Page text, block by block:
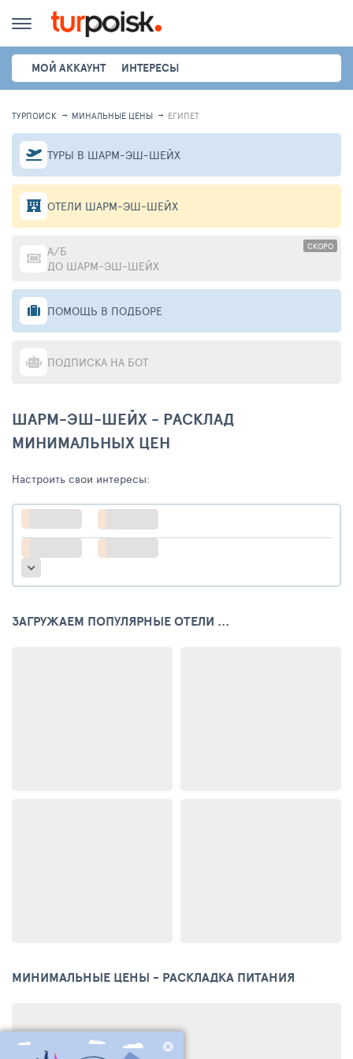
МОЙ АККАУНТ ИНТЕРЕСЫ
ТУРПОИСК МИНАЛЬНЫЕ ЦЕНЫ ЕГИПЕТ
ТУРЫ В ШАРМ-ЭШ-ШЕЙХ
ОТЕЛИ ШАРМ-ЭШ-ШЕЙХ
СКОРО
А/Б
ДО ШАРМ-ЭШ-ШЕЙХ
ПОМОЩЬ В ПОДБОРЕ
ПОДПИСКА НА БОТ
ШАРМ-ЭШ-ШЕЙХ - РАСКЛАД
МИНИМАЛЬНЫХ ЦЕН
Настроить свои интересы:
ЗАГРУЖАЕМ ПОПУЛЯРНЫЕ ОТЕЛИ ...
МИНИМАЛЬНЫЕ ЦЕНЫ - РАСКЛАДКА ПИТАНИЯ